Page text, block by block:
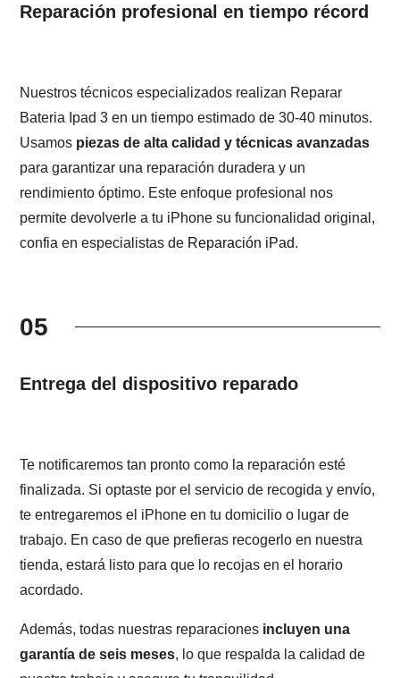
Reparación profesional en tiempo récord
Nuestros técnicos especializados realizan Reparar
Bateria Ipad 3 en un tiempo estimado de 30-40 minutos.
Usamos piezas de alta calidad y técnicas avanzadas
para garantizar una reparación duradera y un
rendimiento óptimo. Este enfoque profesional nos
permite devolverle a tu iPhone su funcionalidad original,
confia en especialistas de Reparación iPad.
05
Entrega del dispositivo reparado
Te notificaremos tan pronto como la reparación esté
finalizada. Si optaste por el servicio de recogida y envío,
te entregaremos el iPhone en tu domicilio o lugar de
trabajo. En caso de que prefieras recogerlo en nuestra
tienda, estará listo para que lo recojas en el horario
acordado.
Además, todas nuestras reparaciones incluyen una
garantía de seis meses, lo que respalda la calidad de